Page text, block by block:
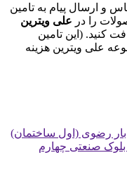
و ارسال پیام به تامین
را در علی ویترین
کنید. (این تامین
علی ویترین هزینه
بار رضوی (اول ساختمان)